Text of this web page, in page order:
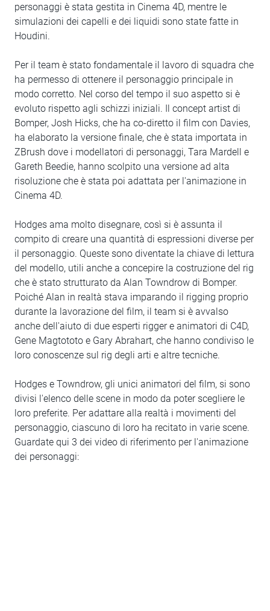
personaggi è stata gestita in Cinema 4D, mentre le
simulazioni dei capelli e dei liquidi sono state fatte in
Houdini.
Per il team è stato fondamentale il lavoro di squadra che
ha permesso di ottenere il personaggio principale in
modo corretto. Nel corso del tempo il suo aspetto si è
evoluto rispetto agli schizzi iniziali. Il concept artist di
Bomper, Josh Hicks, che ha co-diretto il film con Davies,
ha elaborato la versione finale, che è stata importata in
ZBrush dove i modellatori di personaggi, Tara Mardell e
Gareth Beedie, hanno scolpito una versione ad alta
risoluzione che è stata poi adattata per l'animazione in
Cinema 4D.
Hodges ama molto disegnare, così si è assunta il
compito di creare una quantità di espressioni diverse per
il personaggio. Queste sono diventate la chiave di lettura
del modello, utili anche a concepire la costruzione del rig
che è stato strutturato da Alan Towndrow di Bomper.
Poiché Alan in realtà stava imparando il rigging proprio
durante la lavorazione del film, il team si è avvalso
anche dell'aiuto di due esperti rigger e animatori di C4D,
Gene Magtototo e Gary Abrahart, che hanno condiviso le
loro conoscenze sul rig degli arti e altre tecniche.
Hodges e Towndrow, gli unici animatori del film, si sono
divisi l'elenco delle scene in modo da poter scegliere le
loro preferite. Per adattare alla realtà i movimenti del
personaggio, ciascuno di loro ha recitato in varie scene.
Guardate qui 3 dei video di riferimento per l'animazione
dei personaggi: